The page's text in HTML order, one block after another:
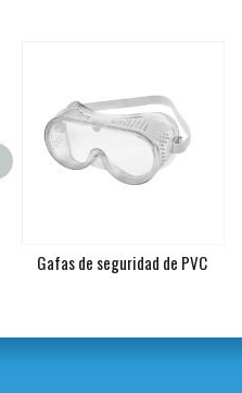
Gafas de seguridad de PVC